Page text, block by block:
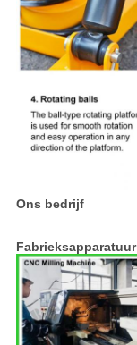
Ons bedrijf
Fabrieksapparatuur